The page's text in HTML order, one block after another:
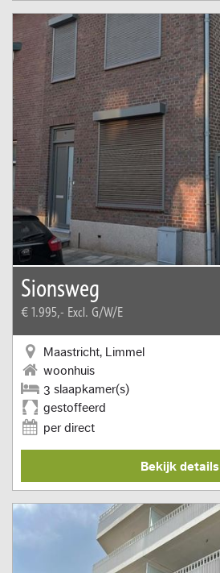
Sionsweg
€ 1.995,- Excl. G/W/E
Maastricht, Limmel
woonhuis
3 slaapkamer(s)
gestoffeerd
per direct
Bekijk details